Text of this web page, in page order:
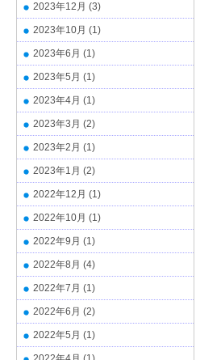
2023年12月 (3)
2023年10月 (1)
2023年6月 (1)
2023年5月 (1)
2023年4月 (1)
2023年3月 (2)
2023年2月 (1)
2023年1月 (2)
2022年12月 (1)
2022年10月 (1)
2022年9月 (1)
2022年8月 (4)
2022年7月 (1)
2022年6月 (2)
2022年5月 (1)